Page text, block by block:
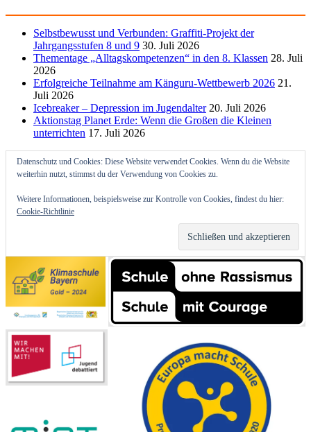
Selbstbewusst und Verbunden: Graffiti-Projekt der
Jahrgangsstufen 8 und 9 30. Juli 2026
Thementage „Alltagskompetenzen“ in den 8. Klassen 28. Juli
2026
Erfolgreiche Teilnahme am Känguru-Wettbewerb 2026 21.
Juli 2026
Icebreaker – Depression im Jugendalter 20. Juli 2026
Aktionstag Planet Erde: Wenn die Großen die Kleinen
unterrichten 17. Juli 2026
Datenschutz und Cookies: Diese Website verwendet Cookies. Wenn du die Website
weiterhin nutzt, stimmst du der Verwendung von Cookies zu.
Weitere Informationen, beispielsweise zur Kontrolle von Cookies, findest du hier:
Cookie-Richtlinie